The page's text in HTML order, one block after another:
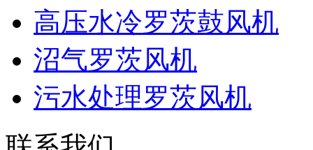
高压水冷罗茨鼓风机
沼气罗茨风机
污水处理罗茨风机